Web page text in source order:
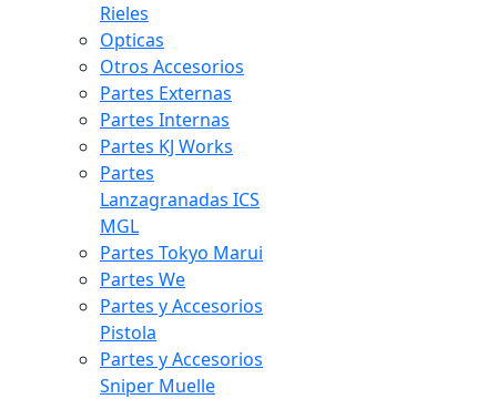
Rieles
Opticas
Otros Accesorios
Partes Externas
Partes Internas
Partes KJ Works
Partes
Lanzagranadas ICS
MGL
Partes Tokyo Marui
Partes We
Partes y Accesorios
Pistola
Partes y Accesorios
Sniper Muelle